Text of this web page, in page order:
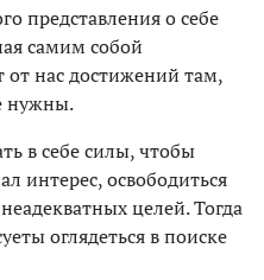
представления о себе
самим собой
от нас достижений там,
нужны.
в себе силы, чтобы
интерес, освободиться
целей. Тогда
оглядеться в поиске